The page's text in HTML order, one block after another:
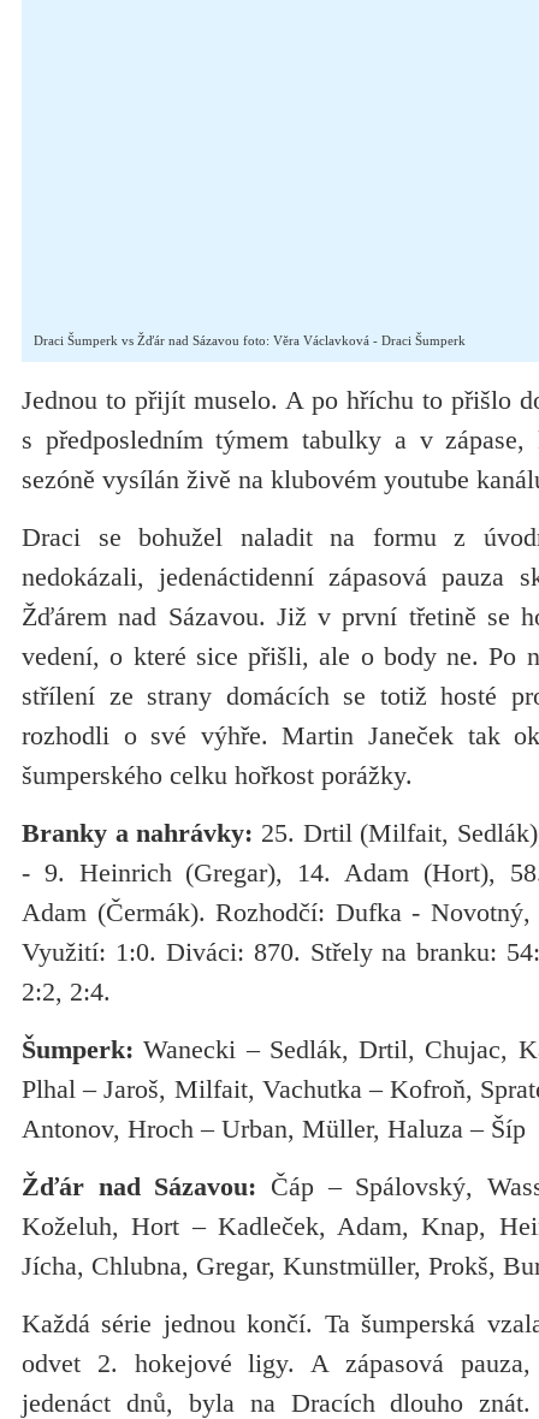
Draci Šumperk vs Žďár nad Sázavou foto: Věra Václavková - Draci Šumperk
Jednou to přijít muselo. A po hříchu to přišlo
s předposledním týmem tabulky a v
sezóně vysílán živě na klubovém youtube
Draci se bohužel naladit na formu z
nedokázali, jedenáctidenní zápasová pauza
Žďárem nad Sázavou. Již v první třetině se
vedení, o které sice přišli, ale o body ne. Po
střílení ze strany domácích se totiž hosté
rozhodli o své výhře. Martin Janeček tak
šumperského celku hořkost porážky.
Branky a nahrávky: 25. Drtil (Milfait,
- 9. Heinrich (Gregar), 14. Adam (Hort),
Adam (Čermák). Rozhodčí: Dufka -
Využití: 1:0. Diváci: 870. Střely na branku:
2:2, 2:4.
Šumperk: Wanecki – Sedlák, Drtil, Chujac,
Plhal – Jaroš, Milfait, Vachutka – Kofroň,
Antonov, Hroch – Urban, Müller, Haluza – Šíp
Žďár nad Sázavou: Čáp – Spálovský,
Koželuh, Hort – Kadleček, Adam, Knap,
Jícha, Chlubna, Gregar, Kunstmüller, Prokš,
Každá série jednou končí. Ta šumperská
odvet 2. hokejové ligy. A zápasová
jedenáct dnů, byla na Dracích dlouho